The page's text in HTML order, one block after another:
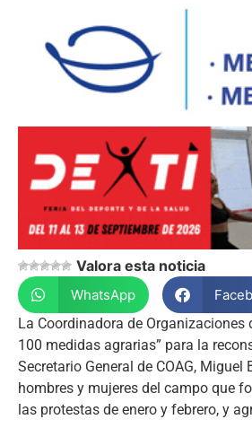
Valora esta noticia
WhatsApp
La Coordinadora de
100 medidas agrarias” para la
Secretario General de COAG,
hombres y mujeres del campo que
las protestas de enero y febrero, y